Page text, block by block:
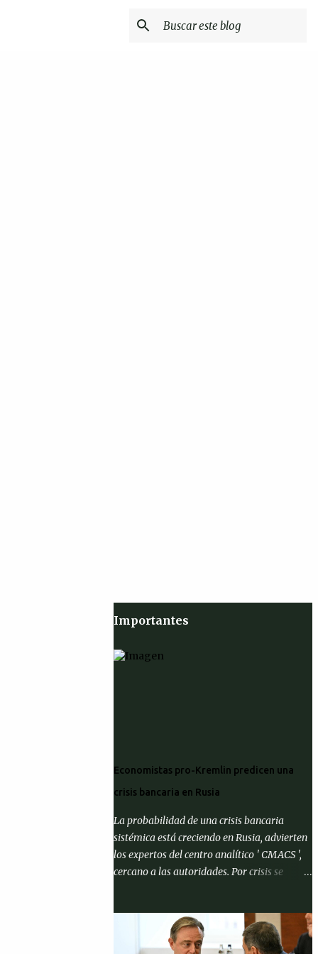
Importantes
Economistas pro-Kremlin predicen una
crisis bancaria en Rusia
La probabilidad de una crisis bancaria
sistémica está creciendo en Rusia, advierten
los expertos del centro analítico ' CMACS ',
cercano a las autoridades. Por crisis se
activos problemáticos supere el 10% de los
activos del sistema bancario; "corrida